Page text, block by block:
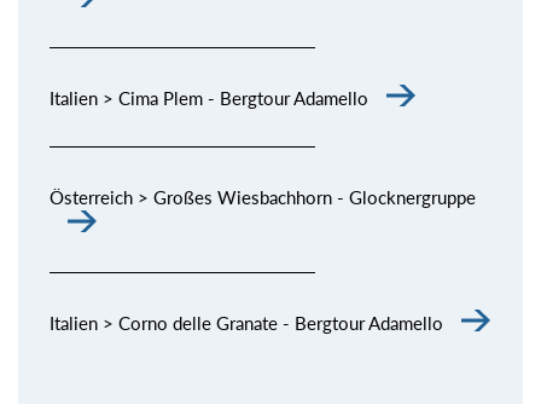
Italien > Cima Plem - Bergtour Adamello
Österreich > Großes Wiesbachhorn - Glocknergruppe
Italien > Corno delle Granate - Bergtour Adamello